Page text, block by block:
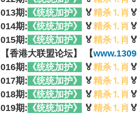
013期: 《统统加护》 🏅精杀⒈肖
014期: 《统统加护》 🏅精杀⒈肖
015期: 《统统加护》 🏅精杀⒈肖
【香港大联盟论坛】 【
016期: 《统统加护》 🏅精杀⒈肖
017期: 《统统加护》 🏅精杀⒈肖
018期: 《统统加护》 🏅精杀⒈肖
019期: 《统统加护》 🏅精杀⒈肖